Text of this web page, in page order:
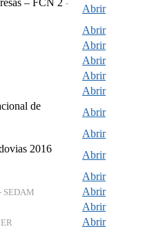
– FCN 2 -
Abrir
Abrir
Abrir
Abrir
Abrir
Abrir
de
Abrir
Abrir
2016
Abrir
Abrir
SEDAM
Abrir
Abrir
Abrir